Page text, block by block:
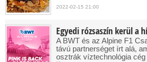
2022-02-15 21:00
Egyedi rózsaszín kerül a
A BWT és az Alpine F1
távú partnerséget írt alá,
osztrák víztechnológia cég